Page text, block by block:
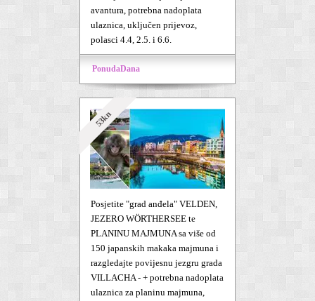
avantura, potrebna nadoplata
ulaznica, uključen prijevoz,
polasci 4.4, 2.5. i 6.6.
PonudaDana
53kn
Posjetite "grad anđela" VELDEN,
JEZERO WÖRTHERSEE te
PLANINU MAJMUNA sa više od
150 japanskih makaka majmuna i
razgledajte povijesnu jezgru grada
VILLACHA - + potrebna nadoplata
ulaznica za planinu majmuna,